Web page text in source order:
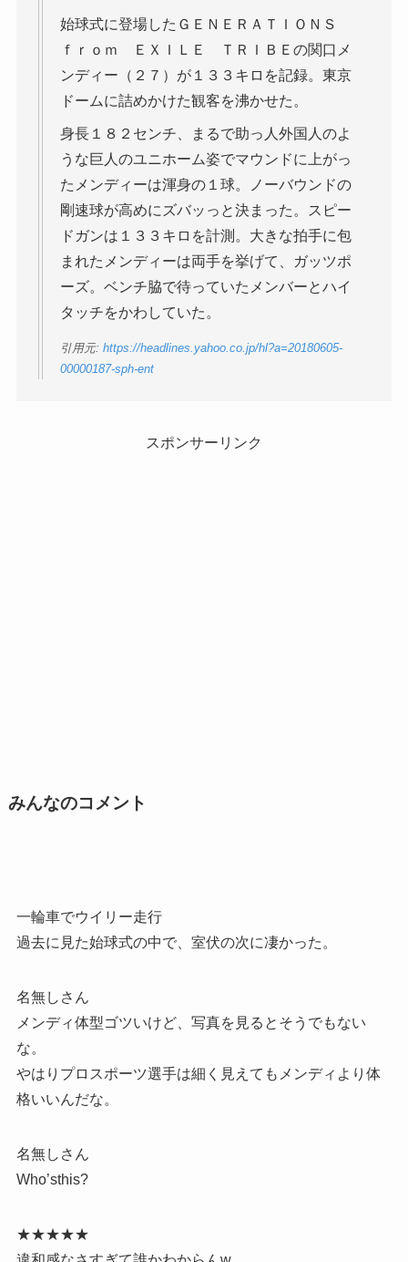
始球式に登場したＧＥＮＥＲＡＴＩＯＮＳ
ｆｒｏｍ ＥＸＩＬＥ ＴＲＩＢＥの関口メ
ンディー（２７）が１３３キロを記録。東京
ドームに詰めかけた観客を沸かせた。
身長１８２センチ、まるで助っ人外国人のよ
うな巨人のユニホーム姿でマウンドに上がっ
たメンディーは渾身の１球。ノーバウンドの
剛速球が高めにズバッっと決まった。スピー
ドガンは１３３キロを計測。大きな拍手に包
まれたメンディーは両手を挙げて、ガッツポ
ーズ。ベンチ脇で待っていたメンバーとハイ
タッチをかわしていた。
引用元: https://headlines.yahoo.co.jp/hl?a=20180605-
00000187-sph-ent
スポンサーリンク
みんなのコメント
一輪車でウイリー走行
過去に見た始球式の中で、室伏の次に凄かった。
名無しさん
メンディ体型ゴツいけど、写真を見るとそうでもない
な。
やはりプロスポーツ選手は細く見えてもメンディより体
格いいんだな。
名無しさん
Who’sthis?
★★★★★